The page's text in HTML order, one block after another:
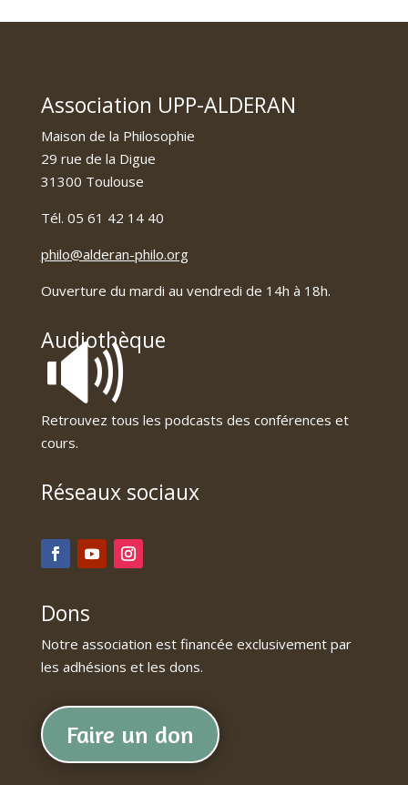
Association UPP-ALDERAN
Maison de la Philosophie
29 rue de la Digue
31300 Toulouse
Tél. 05 61 42 14 40
philo@alderan-philo.org
Ouverture du mardi au vendredi de 14h à 18h.
Audiothèque
🔊
Retrouvez tous les podcasts des conférences et
cours.
Réseaux sociaux
Dons
Notre association est financée exclusivement par
les adhésions et les dons.
Faire un don